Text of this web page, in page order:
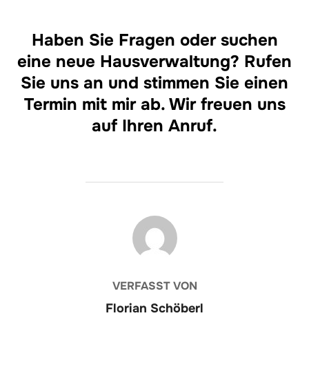
Haben Sie Fragen oder suchen
eine neue Hausverwaltung? Rufen
Sie uns an und stimmen Sie einen
Termin mit mir ab. Wir freuen uns
auf Ihren Anruf.
BEITRAGSAUTOR
VERFASST VON
Florian Schöberl